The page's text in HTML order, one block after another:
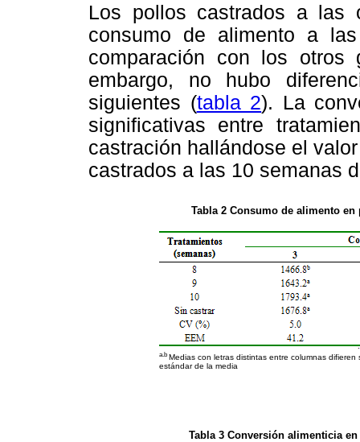
Los pollos castrados a las
consumo de alimento a
comparación con los otros
embargo, no hubo
siguientes (tabla 2). La
significativas entre
castración hallándose el
castrados a las 10 semanas
Tabla 2 Consumo de alimento
a.b Medias con letras distintas entre columnas
estándar de la media
Tabla 3 Conversión alimenticia